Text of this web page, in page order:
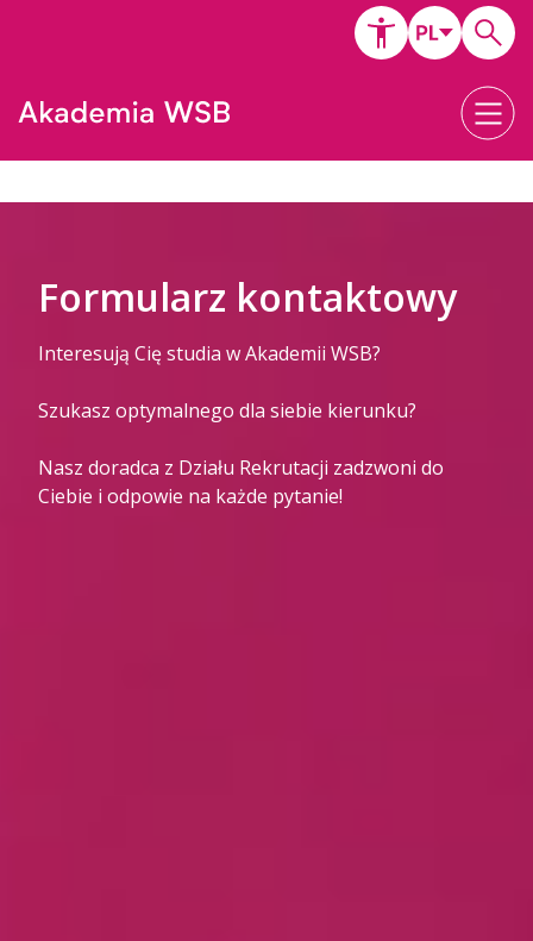
Formularz kontaktowy
Interesują Cię studia w Akademii WSB?
Szukasz optymalnego dla siebie kierunku?
Nasz doradca z Działu Rekrutacji zadzwoni do
Ciebie i odpowie na każde pytanie!